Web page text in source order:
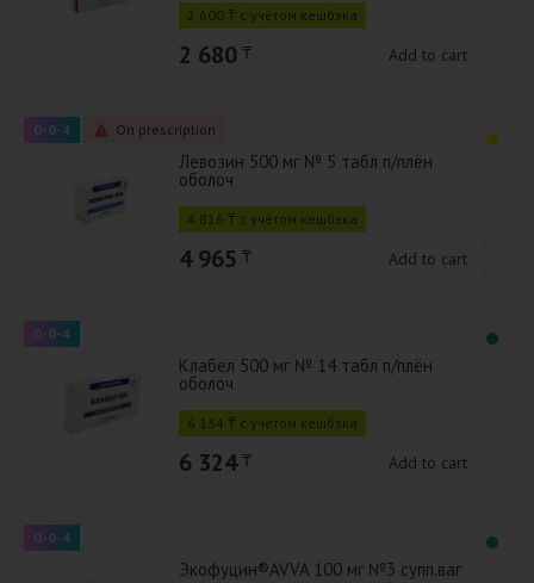
2 600 ₸ с учётом кешбэка
2 680 ₸ Add to cart
0-0-4 On prescription
Левозин 500 мг № 5 табл п/плён
оболоч
4 816 ₸ с учётом кешбэка
4 965 ₸ Add to cart
0-0-4
Клабел 500 мг № 14 табл п/плён
оболоч
6 134 ₸ с учётом кешбэка
6 324 ₸ Add to cart
0-0-4
Экофуцин®AVVA 100 мг №3 супп.ваг